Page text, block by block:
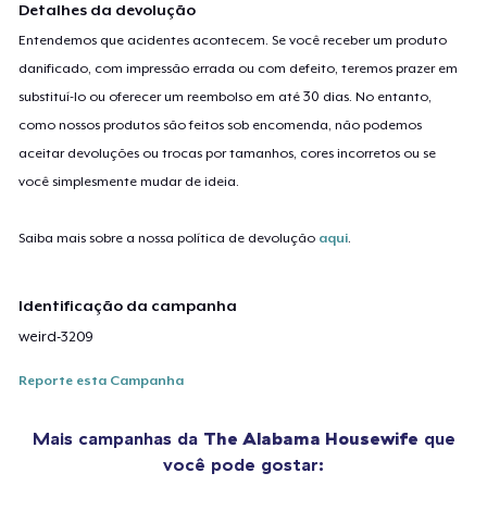
Detalhes da devolução
Entendemos que acidentes acontecem. Se você receber um produto
danificado, com impressão errada ou com defeito, teremos prazer em
substituí-lo ou oferecer um reembolso em até 30 dias. No entanto,
como nossos produtos são feitos sob encomenda, não podemos
aceitar devoluções ou trocas por tamanhos, cores incorretos ou se
você simplesmente mudar de ideia.
Saiba mais sobre a nossa política de devolução aqui
Identificação da campanha
weird-3209
Reporte esta Campanha
Mais campanhas da The Alabama Housewife que
você pode gostar: